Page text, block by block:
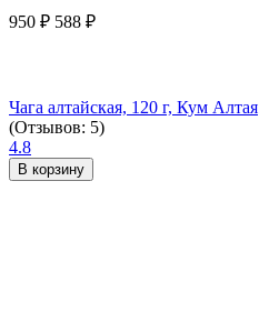
950 ₽ 588 ₽
Чага алтайская, 120 г, Кум Алтая
(Отзывов: 5)
4.8
В корзину